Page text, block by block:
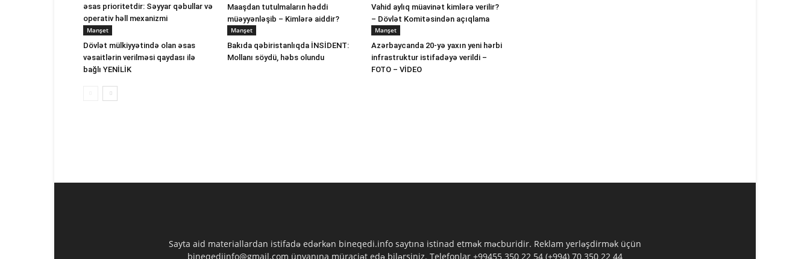
əsas prioritetdir: Səyyar qəbullar və
operativ həll mexanizmi
Maaşdan tutulmaların həddi
müəyyənləşib – Kimlərə aiddir?
Vahid aylıq müavinət kimlərə verilir?
– Dövlət Komitəsindən açıqlama
Manşet
Dövlət mülkiyyətində olan əsas
vəsaitlərin verilməsi qaydası ilə
bağlı YENİLİK
Manşet
Bakıda qəbiristanlıqda İNSİDENT:
Mollanı söydü, həbs olundu
Manşet
Azərbaycanda 20-yə yaxın yeni hərbi
infrastruktur istifadəyə verildi –
FOTO – VİDEO
Sayta aid materiallardan istifadə edərkən bineqedi.info saytına istinad etmək məcburidir. Reklam yerləşdirmək üçün
bineqediinfo@gmail.com ünvanına müraciət edə bilərsiniz. Telefonlar +99455 350 22 54 (+994) 70 350 22 44